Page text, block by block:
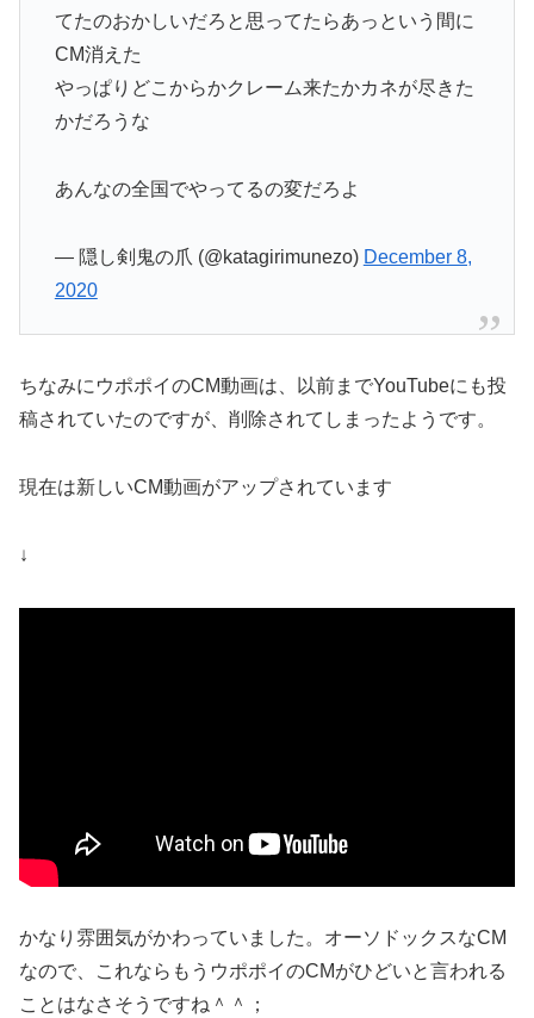
てたのおかしいだろと思ってたらあっという間に
CM消えた
やっぱりどこからかクレーム来たかカネが尽きた
かだろうな
あんなの全国でやってるの変だろよ
— 隠し剣鬼の爪 (@katagirimunezo) December 8,
2020
ちなみにウポポイのCM動画は、以前までYouTubeにも投
稿されていたのですが、削除されてしまったようです。
現在は新しいCM動画がアップされています
↓
かなり雰囲気がかわっていました。オーソドックスなCM
なので、これならもうウポポイのCMがひどいと言われる
ことはなさそうですね＾＾；